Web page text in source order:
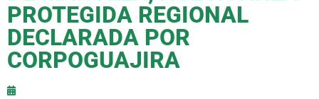
PROTEGIDA REGIONAL
DECLARADA POR
CORPOGUAJIRA